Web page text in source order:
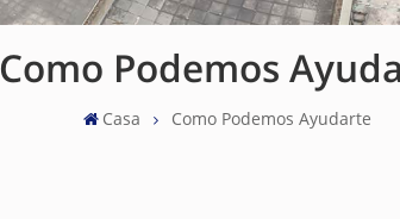
Como Podemos
Casa Como Podemos Ayudarte